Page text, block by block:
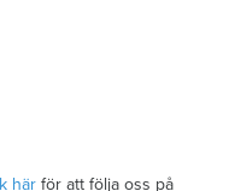
här för att följa oss på